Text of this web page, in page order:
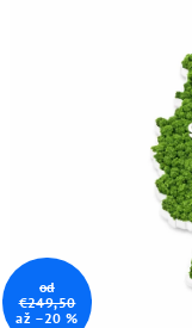
od
€249,50
až –20 %